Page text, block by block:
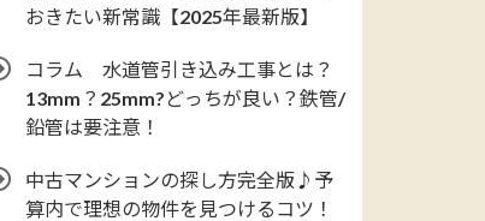
おきたい新常識【2025年最新版】
コラム 水道管引き込み工事とは？
13mm？25mm?どっちが良い？鉄管/
鉛管は要注意！
中古マンションの探し方完全版♪予
算内で理想の物件を見つけるコツ！